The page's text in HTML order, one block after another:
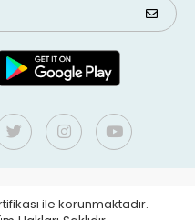
ile korunmaktadır.